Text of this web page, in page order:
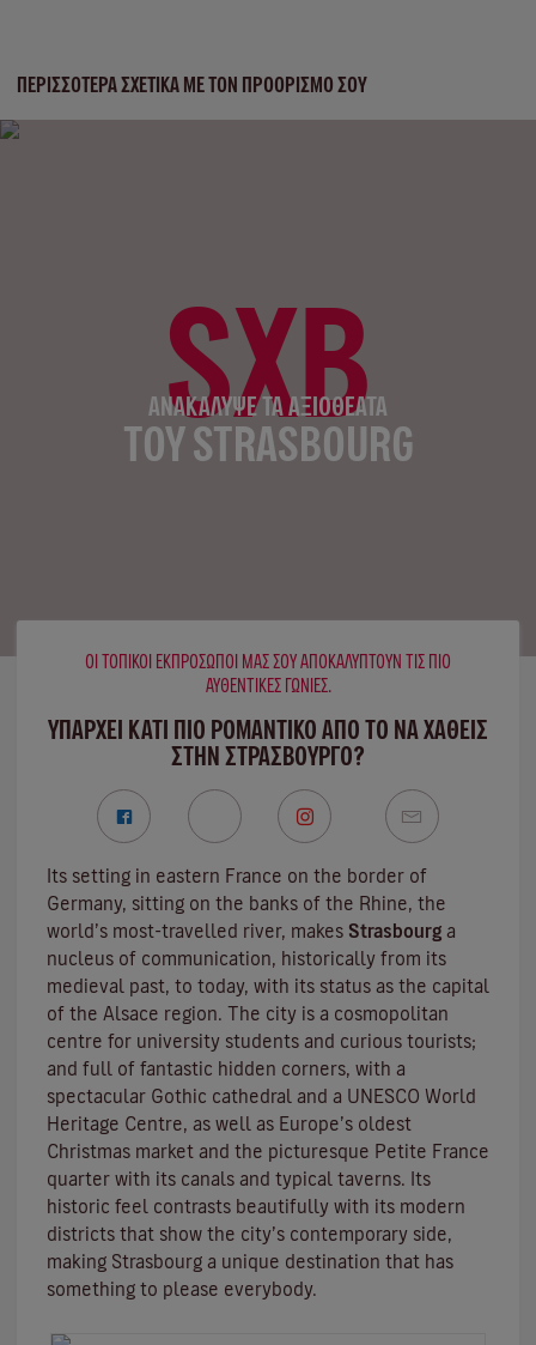
ΠΕΡΙΣΣΌΤΕΡΑ ΣΧΕΤΙΚΆ ΜΕ ΤΟΝ ΠΡΟΟΡΙΣΜΌ ΣΟΥ
SXB
ΑΝΑΚΆΛΥΨΕ ΤΑ ΑΞΙΟΘΈΑΤΑ
ΤΟΥ STRASBOURG
ΟΙ ΤΟΠΙΚΟΊ ΕΚΠΡΌΣΩΠΟΊ ΜΑΣ ΣΟΥ ΑΠΟΚΑΛΎΠΤΟΥΝ ΤΙΣ ΠΙΟ
ΑΥΘΕΝΤΙΚΈΣ ΓΩΝΙΈΣ.
ΥΠΑΡΧΕΙ ΚΑΤΙ ΠΙΟ ΡΟΜΑΝΤΙΚΟ ΑΠΟ ΤΟ ΝΑ ΧΑΘΕΙΣ
ΣΤΗΝ ΣΤΡΑΣΒΟΎΡΓΟ?
Its setting in eastern France on the border of
Germany, sitting on the banks of the Rhine, the
world’s most-travelled river, makes Strasbourg a
nucleus of communication, historically from its
medieval past, to today, with its status as the capital
of the Alsace region. The city is a cosmopolitan
centre for university students and curious tourists;
and full of fantastic hidden corners, with a
spectacular Gothic cathedral and a UNESCO World
Heritage Centre, as well as Europe’s oldest
Christmas market and the picturesque Petite France
quarter with its canals and typical taverns. Its
historic feel contrasts beautifully with its modern
districts that show the city’s contemporary side,
making Strasbourg a unique destination that has
something to please everybody.